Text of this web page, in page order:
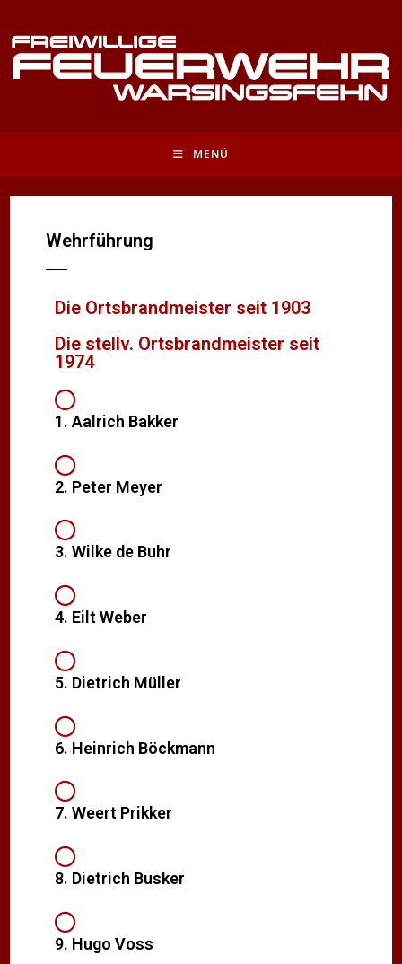
MENÜ
Wehrführung
Die Ortsbrandmeister seit 1903
Die stellv. Ortsbrandmeister seit
1974
1. Aalrich Bakker
2. Peter Meyer
3. Wilke de Buhr
4. Eilt Weber
5. Dietrich Müller
6. Heinrich Böckmann
7. Weert Prikker
8. Dietrich Busker
9. Hugo Voss